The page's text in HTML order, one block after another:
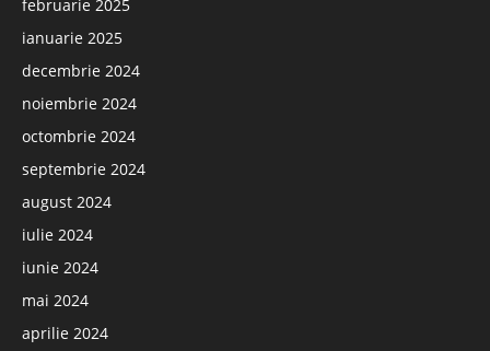
februarie 2025
ianuarie 2025
decembrie 2024
noiembrie 2024
octombrie 2024
septembrie 2024
august 2024
iulie 2024
iunie 2024
mai 2024
aprilie 2024